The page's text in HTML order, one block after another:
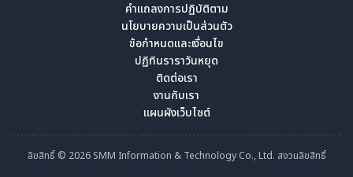
คำแถลงการปฏิบัติตาม
นโยบายความเป็นส่วนตัว
ข้อกำหนดและเงื่อนไข
ปฏิทินราราวันหยุด
ติดต่อเรา
งานกับเรา
แผนผังเว็บไซต์
ลิขสิทธิ์ © 2026 SMM Information & Technology Co., Ltd. สงวนลิขสิทธิ์